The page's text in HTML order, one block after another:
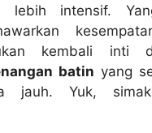
lebih intensif.
kembali inti
batin yang
jauh. Yuk,